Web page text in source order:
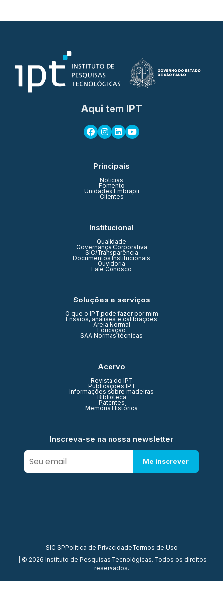
Aqui tem IPT
Principais
Notícias
Fomento
Unidades Embrapii
Clientes
Institucional
Qualidade
Governança Corporativa
SIC/Transparência
Documentos Institucionais
Ouvidoria
Fale Conosco
Soluções e serviços
O que o IPT pode fazer por mim
Ensaios, análises e calibrações
Areia Normal
Educação
SAA Normas técnicas
Acervo
Revista do IPT
Publicações IPT
Informações sobre madeiras
Biblioteca
Patentes
Memória Histórica
Inscreva-se na nossa newsletter
Me inscrever
SIC SP Política de PrivacidadeTermos de Uso
| © 2026 Instituto de Pesquisas Tecnológicas. Todos os direitos
reservados.